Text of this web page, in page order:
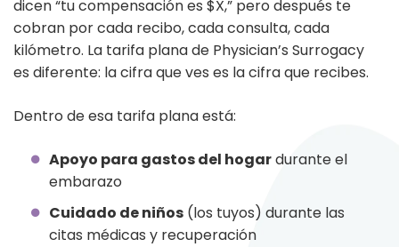
dicen “tu compensación es $X,” pero después te
cobran por cada recibo, cada consulta, cada
kilómetro. La tarifa plana de Physician’s Surrogacy
es diferente: la cifra que ves es la cifra que recibes.
Dentro de esa tarifa plana está:
Apoyo para gastos del hogardurante el
embarazo
Cuidado de niños (los tuyos) durante las
citas médicas y recuperación